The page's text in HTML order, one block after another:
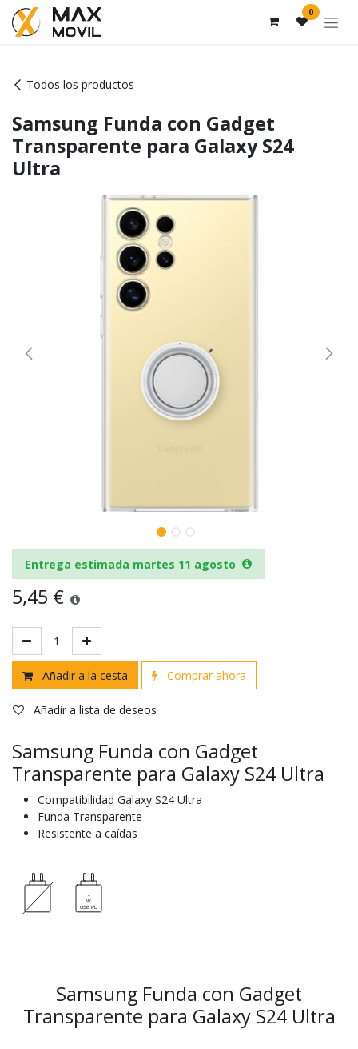
Ir al contenido 0
Todos los productos
Samsung Funda con Gadget
Transparente para Galaxy S24
Ultra
Entrega estimada martes 11 agosto
5,45 €
Añadir a la cesta Comprar ahora
Añadir a lista de deseos
Samsung Funda con Gadget
Transparente para Galaxy S24 Ultra
Compatibilidad Galaxy S24 Ultra
Funda Transparente
Resistente a caídas
Samsung Funda con Gadget
Transparente para Galaxy S24 Ultra